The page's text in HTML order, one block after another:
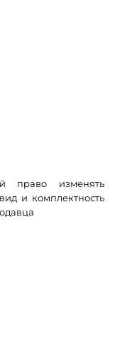
право изменять
и комплектность